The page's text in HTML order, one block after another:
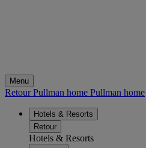
Menu
Retour Pullman home Pullman home
Hotels & Resorts
Retour
Hotels & Resorts